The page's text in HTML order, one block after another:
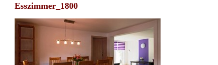
Esszimmer_1800